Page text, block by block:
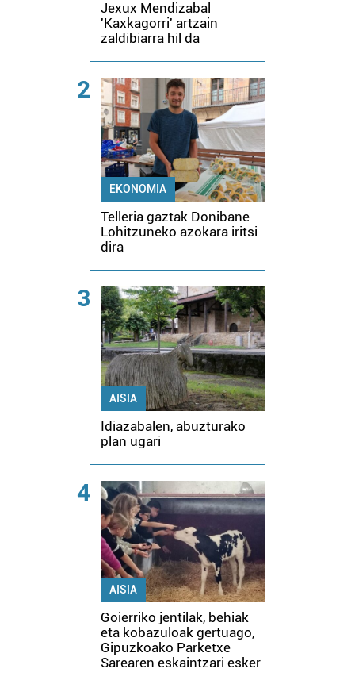
Jexux Mendizabal
'Kaxkagorri' artzain
zaldibiarra hil da
2
EKONOMIA
Telleria gaztak Donibane
Lohitzuneko azokara iritsi
dira
3
AISIA
Idiazabalen, abuzturako
plan ugari
4
AISIA
Goierriko jentilak, behiak
eta kobazuloak gertuago,
Gipuzkoako Parketxe
Sarearen eskaintzari esker